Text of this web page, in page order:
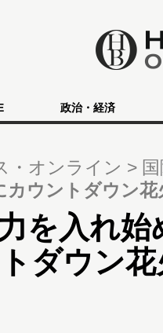
政治・経済
・オンライン
カウントダウン
を入れ
ダウン